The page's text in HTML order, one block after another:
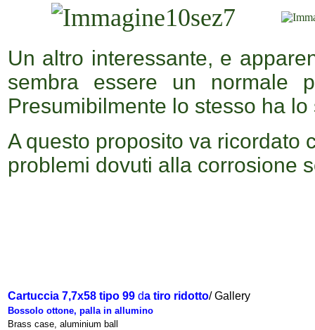
Un altro interessante, e
sembra essere un normale
Presumibilmente lo stesso ha
A questo proposito va ricordato
problemi dovuti alla corrosione
Cartuccia 7,7x58 tipo 99 da tiro ridotto/ Gallery
Bossolo ottone, palla in allumino
Brass case, aluminium ball